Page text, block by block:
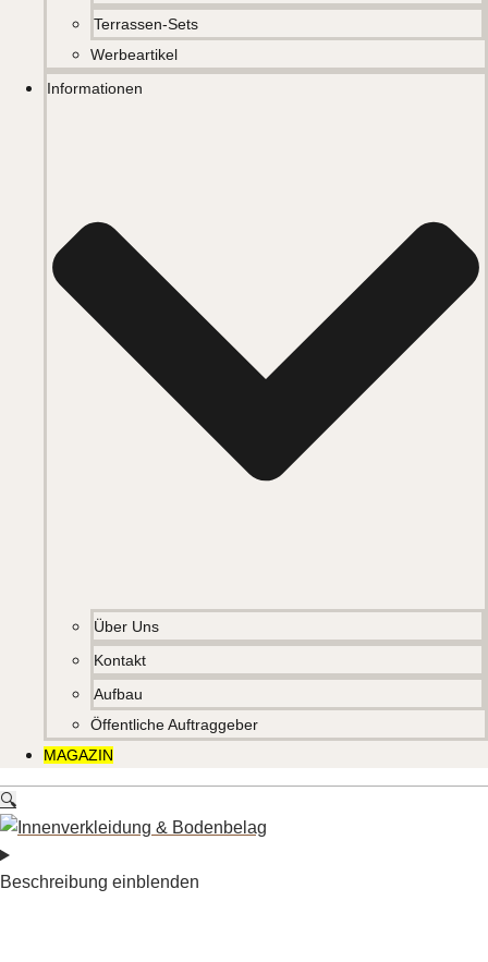
Terrassen-Sets
Werbeartikel
Informationen
Über Uns
Kontakt
Aufbau
Öffentliche Auftraggeber
MAGAZIN
🔍
Beschreibung einblenden